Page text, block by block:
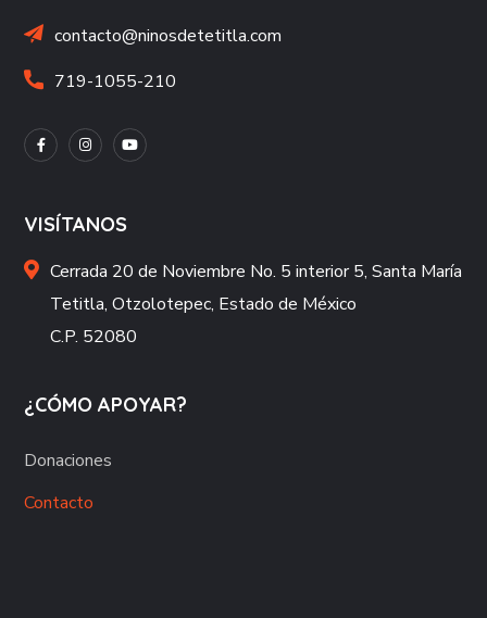
contacto@ninosdetetitla.com
719-1055-210
VISÍTANOS
Cerrada 20 de Noviembre No. 5 interior 5, Santa María
Tetitla, Otzolotepec, Estado de México
C.P. 52080
¿CÓMO APOYAR?
Donaciones
Contacto